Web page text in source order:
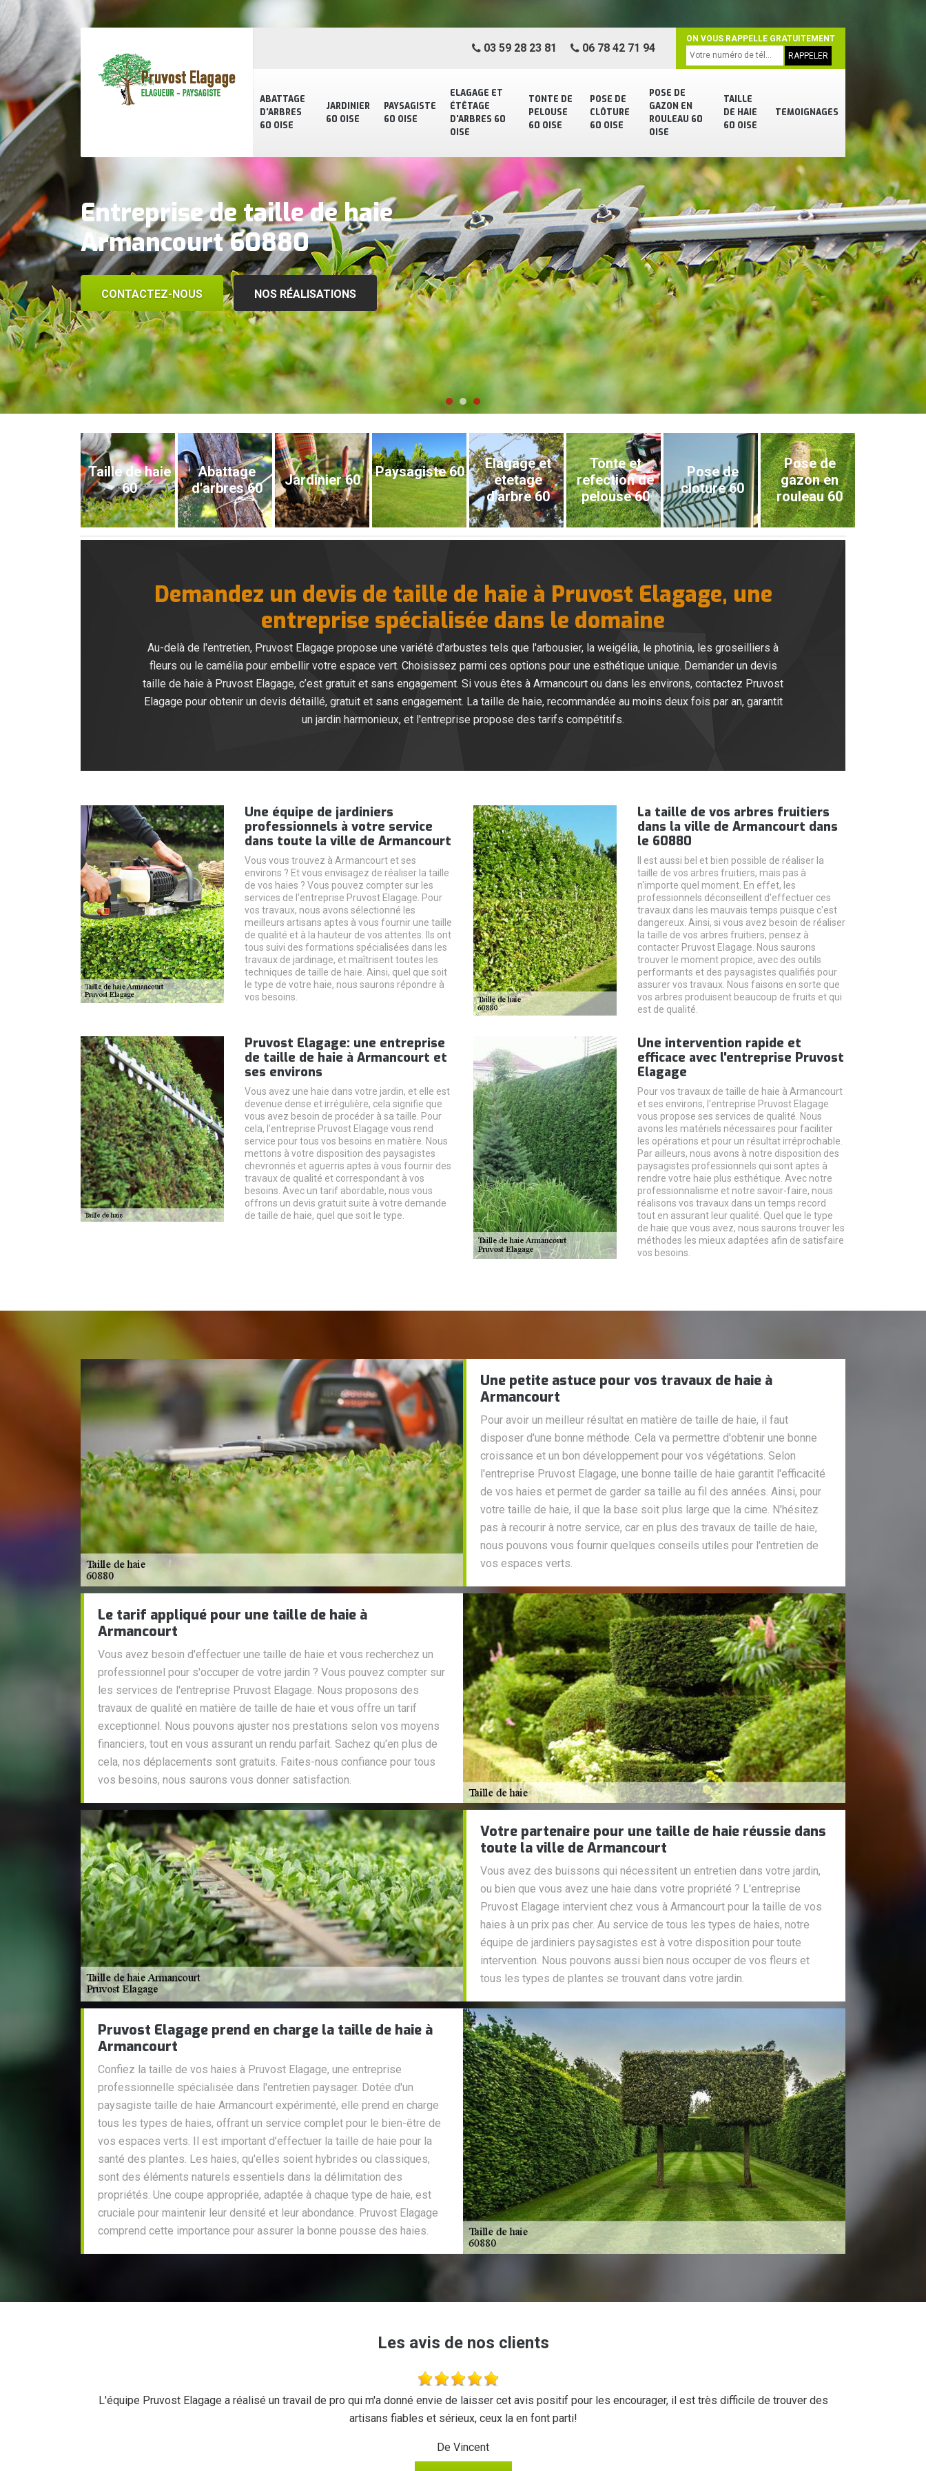
ABATTAGE
D'ARBRES
60 OISE
JARDINIER
60 OISE
PAYSAGISTE
60 OISE
ELAGAGE ET
ÉTÊTAGE
D'ARBRES 60
OISE
TONTE DE
PELOUSE
60 OISE
POSE DE
CLÔTURE
60 OISE
POSE DE
GAZON EN
ROULEAU 60
OISE
TAILLE
DE HAIE
60 OISE
TEMOIGNAGES
03 59 28 23 81 06 78 42 71 94
ON VOUS RAPPELLE GRATUITEMENT
Entreprise de taille de haie
Armancourt 60880
CONTACTEZ-NOUS NOS RÉALISATIONS
Taille de haie
60
Abattage
d'arbres 60
Jardinier 60 Paysagiste 60
Elagage et
etetage
d'arbre 60
Tonte et
refection de
pelouse 60
Pose de
cloture 60
Pose de
gazon en
rouleau 60
Demandez un devis de taille de haie à Pruvost Elagage, une
entreprise spécialisée dans le domaine
Au-delà de l'entretien, Pruvost Elagage propose une variété d'arbustes tels que l'arbousier, la weigélia, le photinia, les groseilliers à
fleurs ou le camélia pour embellir votre espace vert. Choisissez parmi ces options pour une esthétique unique. Demander un devis
taille de haie à Pruvost Elagage, c’est gratuit et sans engagement. Si vous êtes à Armancourt ou dans les environs, contactez Pruvost
Elagage pour obtenir un devis détaillé, gratuit et sans engagement. La taille de haie, recommandée au moins deux fois par an, garantit
un jardin harmonieux, et l'entreprise propose des tarifs compétitifs.
Une équipe de jardiniers
professionnels à votre service
dans toute la ville de Armancourt
Vous vous trouvez à Armancourt et ses
environs ? Et vous envisagez de réaliser la taille
de vos haies ? Vous pouvez compter sur les
services de l'entreprise Pruvost Elagage. Pour
vos travaux, nous avons sélectionné les
meilleurs artisans aptes à vous fournir une taille
de qualité et à la hauteur de vos attentes. Ils ont
tous suivi des formations spécialisées dans les
travaux de jardinage, et maîtrisent toutes les
techniques de taille de haie. Ainsi, quel que soit
le type de votre haie, nous saurons répondre à
vos besoins.
La taille de vos arbres fruitiers
dans la ville de Armancourt dans
le 60880
Il est aussi bel et bien possible de réaliser la
taille de vos arbres fruitiers, mais pas à
n'importe quel moment. En effet, les
professionnels déconseillent d'effectuer ces
travaux dans les mauvais temps puisque c'est
dangereux. Ainsi, si vous avez besoin de réaliser
la taille de vos arbres fruitiers, pensez à
contacter Pruvost Elagage. Nous saurons
trouver le moment propice, avec des outils
performants et des paysagistes qualifiés pour
assurer vos travaux. Nous faisons en sorte que
vos arbres produisent beaucoup de fruits et qui
est de qualité.
Pruvost Elagage: une entreprise
de taille de haie à Armancourt et
ses environs
Vous avez une haie dans votre jardin, et elle est
devenue dense et irrégulière, cela signifie que
vous avez besoin de procéder à sa taille. Pour
cela, l'entreprise Pruvost Elagage vous rend
service pour tous vos besoins en matière. Nous
mettons à votre disposition des paysagistes
chevronnés et aguerris aptes à vous fournir des
travaux de qualité et correspondant à vos
besoins. Avec un tarif abordable, nous vous
offrons un devis gratuit suite à votre demande
de taille de haie, quel que soit le type.
Une intervention rapide et
efficace avec l'entreprise Pruvost
Elagage
Pour vos travaux de taille de haie à Armancourt
et ses environs, l'entreprise Pruvost Elagage
vous propose ses services de qualité. Nous
avons les matériels nécessaires pour faciliter
les opérations et pour un résultat irréprochable.
Par ailleurs, nous avons à notre disposition des
paysagistes professionnels qui sont aptes à
rendre votre haie plus esthétique. Avec notre
professionnalisme et notre savoir-faire, nous
réalisons vos travaux dans un temps record
tout en assurant leur qualité. Quel que le type
de haie que vous avez, nous saurons trouver les
méthodes les mieux adaptées afin de satisfaire
vos besoins.
Une petite astuce pour vos travaux de haie à
Armancourt
Pour avoir un meilleur résultat en matière de taille de haie, il faut
disposer d'une bonne méthode. Cela va permettre d'obtenir une bonne
croissance et un bon développement pour vos végétations. Selon
l'entreprise Pruvost Elagage, une bonne taille de haie garantit l'efficacité
de vos haies et permet de garder sa taille au fil des années. Ainsi, pour
votre taille de haie, il que la base soit plus large que la cime. N'hésitez
pas à recourir à notre service, car en plus des travaux de taille de haie,
nous pouvons vous fournir quelques conseils utiles pour l'entretien de
vos espaces verts.
Le tarif appliqué pour une taille de haie à
Armancourt
Vous avez besoin d'effectuer une taille de haie et vous recherchez un
professionnel pour s'occuper de votre jardin ? Vous pouvez compter sur
les services de l'entreprise Pruvost Elagage. Nous proposons des
travaux de qualité en matière de taille de haie et vous offre un tarif
exceptionnel. Nous pouvons ajuster nos prestations selon vos moyens
financiers, tout en vous assurant un rendu parfait. Sachez qu'en plus de
cela, nos déplacements sont gratuits. Faites-nous confiance pour tous
vos besoins, nous saurons vous donner satisfaction.
Votre partenaire pour une taille de haie réussie dans
toute la ville de Armancourt
Vous avez des buissons qui nécessitent un entretien dans votre jardin,
ou bien que vous avez une haie dans votre propriété ? L'entreprise
Pruvost Elagage intervient chez vous à Armancourt pour la taille de vos
haies à un prix pas cher. Au service de tous les types de haies, notre
équipe de jardiniers paysagistes est à votre disposition pour toute
intervention. Nous pouvons aussi bien nous occuper de vos fleurs et
tous les types de plantes se trouvant dans votre jardin.
Pruvost Elagage prend en charge la taille de haie à
Armancourt
Confiez la taille de vos haies à Pruvost Elagage, une entreprise
professionnelle spécialisée dans l'entretien paysager. Dotée d'un
paysagiste taille de haie Armancourt expérimenté, elle prend en charge
tous les types de haies, offrant un service complet pour le bien-être de
vos espaces verts. Il est important d’effectuer la taille de haie pour la
santé des plantes. Les haies, qu'elles soient hybrides ou classiques,
sont des éléments naturels essentiels dans la délimitation des
propriétés. Une coupe appropriée, adaptée à chaque type de haie, est
cruciale pour maintenir leur densité et leur abondance. Pruvost Elagage
comprend cette importance pour assurer la bonne pousse des haies.
Les avis de nos clients
L'équipe Pruvost Elagage a réalisé un travail de pro qui m'a donné envie de laisser cet avis positif pour les encourager, il est très difficile de trouver des
artisans fiables et sérieux, ceux la en font parti!
De Vincent